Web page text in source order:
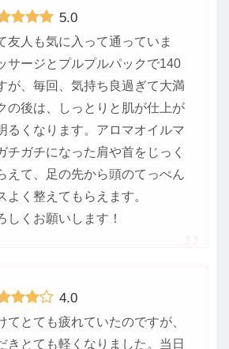
5.0
友人も気に入って通っていま
サージとプルプルパックで140
が、毎回、気持ち良過ぎて大満
の後は、しっとりと肌が仕上が
るくなります。アロマオイルマ
チガチになった肩や首をじっく
えて、足の先から頭のてっぺん
よく整えてもらえます。
しくお願いします！
4.0
てとても疲れていたのですが、
きとても軽くなりました。当日